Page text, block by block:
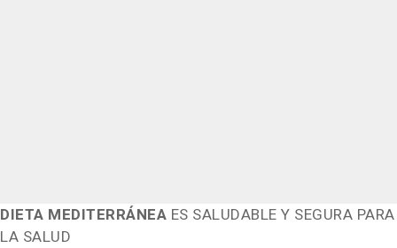
DIETA MEDITERRÁNEA ES SALUDABLE Y SEGURA PARA
LA SALUD